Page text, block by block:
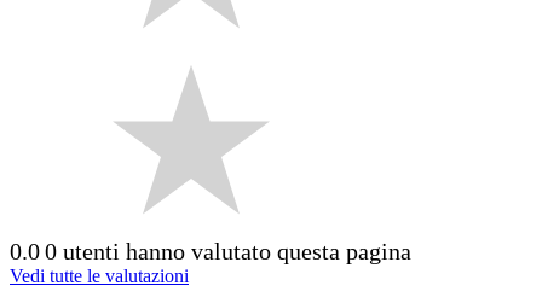
0.00 utenti hanno valutato questa pagina
Vedi tutte le valutazioni